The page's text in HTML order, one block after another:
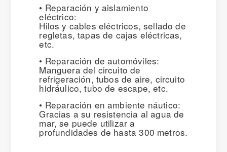
• Reparación y aislamiento
eléctrico:
Hilos y cables eléctricos, sellado de
regletas, tapas de cajas eléctricas,
etc.
• Reparación de automóviles:
Manguera del circuito de
refrigeración, tubos de aire, circuito
hidráulico, tubo de escape, etc.
• Reparación en ambiente náutico:
Gracias a su resistencia al agua de
mar, se puede utilizar a
profundidades de hasta 300 metros.